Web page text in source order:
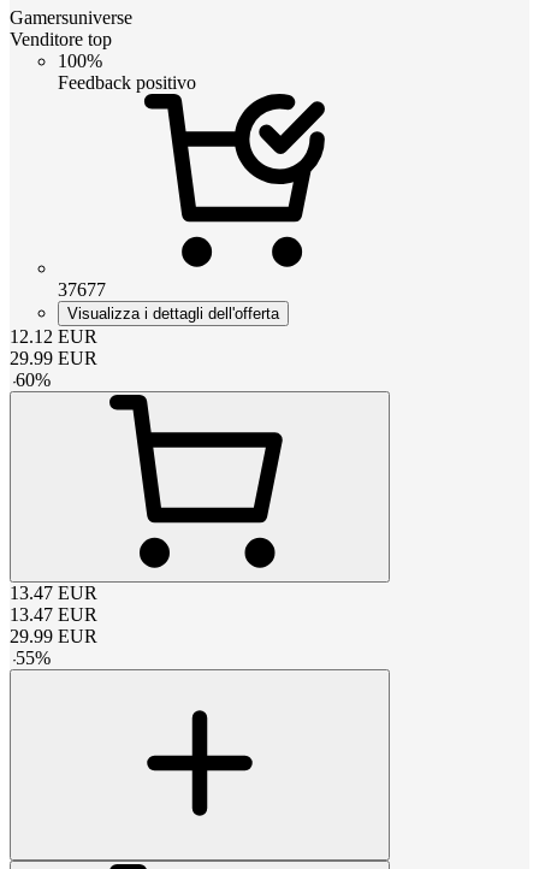
Gamersuniverse
Venditore top
100%
Feedback positivo
37677
Visualizza i dettagli dell'offerta
12.12 EUR
29.99 EUR
-60%
13.47 EUR
13.47 EUR
29.99 EUR
-55%